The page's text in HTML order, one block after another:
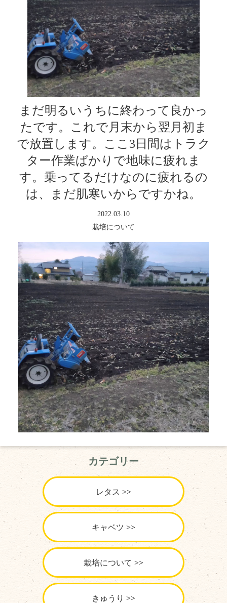
まだ明るいうちに終わって良かっ
たです。これで月末から翌月初ま
で放置します。ここ3日間はトラク
ター作業ばかりで地味に疲れま
す。乗ってるだけなのに疲れるの
は、まだ肌寒いからですかね。
2022.03.10
栽培について
カテゴリー
レタス
キャベツ
栽培について
きゅうり